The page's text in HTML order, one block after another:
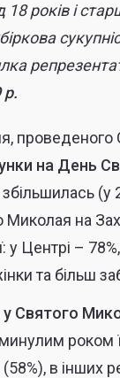
18 років і
р.
на День
збільшилась
на
у Центрі –
та більш
у Святого
роком
в інших